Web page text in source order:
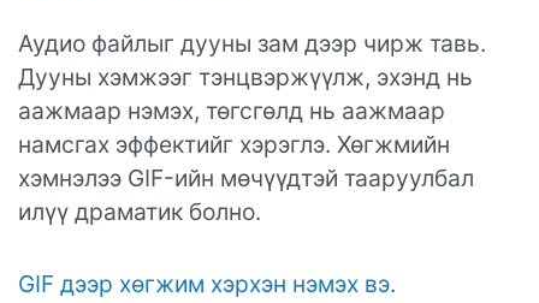
Аудио файлыг дууны зам дээр чирж тавь.
Дууны хэмжээг тэнцвэржүүлж, эхэнд нь
аажмаар нэмэх, төгсгөлд нь аажмаар
намсгах эффектийг хэрэглэ. Хөгжмийн
хэмнэлээ GIF-ийн мөчүүдтэй тааруулбал
илүү драматик болно.
GIF дээр хөгжим хэрхэн нэмэх вэ.